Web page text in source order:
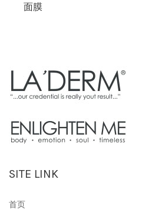
面膜
SITE LINK
首页